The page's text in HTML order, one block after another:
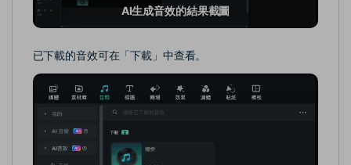
AI生成音效的結果截圖
已下載的音效可在「下載」中查看。